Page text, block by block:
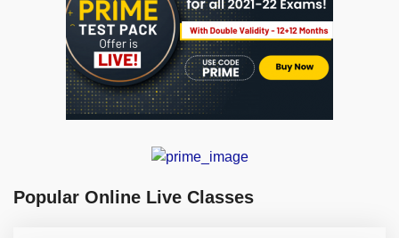
Popular Online Live Classes